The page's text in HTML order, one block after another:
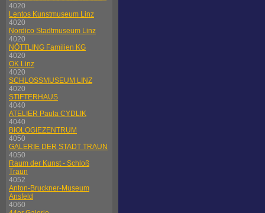
4020
Lentos Kunstmuseum Linz
4020
Nordico Stadtmuseum Linz
4020
NÖTTLING Familien KG
4020
OK Linz
4020
SCHLOSSMUSEUM LINZ
4020
STIFTERHAUS
4040
ATELIER Paula CYDLIK
4040
BIOLOGIEZENTRUM
4050
GALERIE DER STADT TRAUN
4050
Raum der Kunst - Schloß
Traun
4052
Anton-Bruckner-Museum
Ansfeld
4060